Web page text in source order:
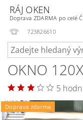
RÁJ OKEN
Doprava ZDARMA po celé
723826610
OKNO
5
Doprava zdarma